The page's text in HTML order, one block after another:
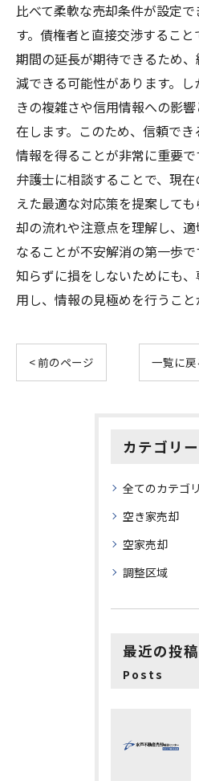
比べて柔軟な売却条件が設定
す。債権者と直接交渉するこ
期間の延長が期待できるため
減できる可能性があります。
きの複雑さや信用情報への影
在します。このため、信頼で
情報を得ることが非常に重要
弁護士に相談することで、現
えた最適な対応策を提案して
却の流れや注意点を理解し、
なることが不安解消の第一歩
知らずに損をしないためにも
用し、情報の見極めを行うこと
< 前のページ 一覧に戻
カテゴリー
全てのカテゴ
空き家売却
空家売却
調整区域
最近の投稿
Posts